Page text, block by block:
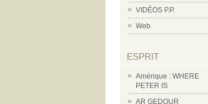
VIDÉOS P.P.
Web
ESPRIT
Amérique : WHERE
PETER IS
AR GEDOUR